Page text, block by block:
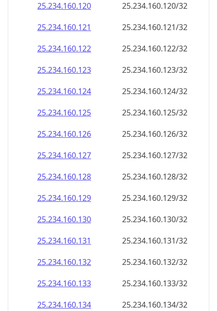
25.234.160.120
25.234.160.120/32
25.234.160.121
25.234.160.121/32
25.234.160.122
25.234.160.122/32
25.234.160.123
25.234.160.123/32
25.234.160.124
25.234.160.124/32
25.234.160.125
25.234.160.125/32
25.234.160.126
25.234.160.126/32
25.234.160.127
25.234.160.127/32
25.234.160.128
25.234.160.128/32
25.234.160.129
25.234.160.129/32
25.234.160.130
25.234.160.130/32
25.234.160.131
25.234.160.131/32
25.234.160.132
25.234.160.132/32
25.234.160.133
25.234.160.133/32
25.234.160.134
25.234.160.134/32